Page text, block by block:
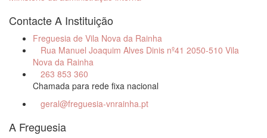
Contacte A Instituição
Freguesia de Vila Nova da Rainha
Rua Manuel Joaquim Alves Dinis nº41 2050-510 Vila
Nova da Rainha
263 853 360
Chamada para rede fixa nacional
geral@freguesia-vnrainha.pt
A Freguesia